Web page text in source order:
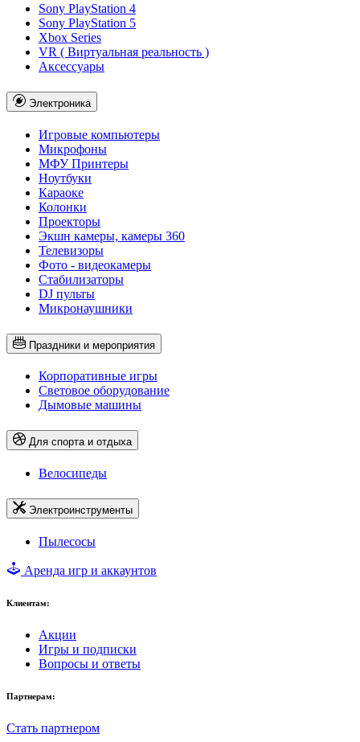
Sony PlayStation 4
Sony PlayStation 5
Xbox Series
VR ( Виртуальная реальность )
Аксессуары
Электроника
Игровые компьютеры
Микрофоны
МФУ Принтеры
Ноутбуки
Караоке
Колонки
Проекторы
Экшн камеры, камеры 360
Телевизоры
Фото - видеокамеры
Стабилизаторы
DJ пульты
Микронаушники
Праздники и мероприятия
Корпоративные игры
Световое оборудование
Дымовые машины
Для спорта и отдыха
Велосипеды
Электроинструменты
Пылесосы
Аренда игр и аккаунтов
Клиентам:
Акции
Игры и подписки
Вопросы и ответы
Партнерам:
Стать партнером